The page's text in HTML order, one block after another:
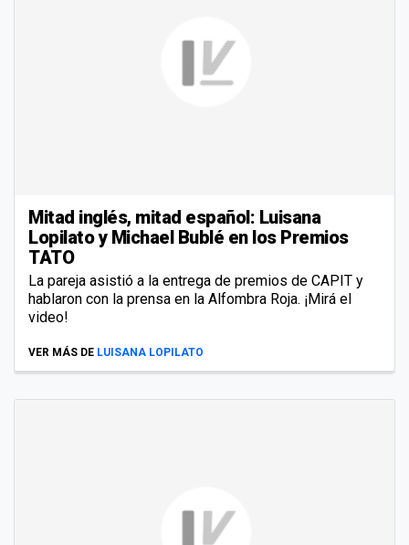
Mitad inglés, mitad español: Luisana
Lopilato y Michael Bublé en los Premios
TATO
La pareja asistió a la entrega de premios de CAPIT y
hablaron con la prensa en la Alfombra Roja. ¡Mirá el
video!
VER MÁS DE LUISANA LOPILATO